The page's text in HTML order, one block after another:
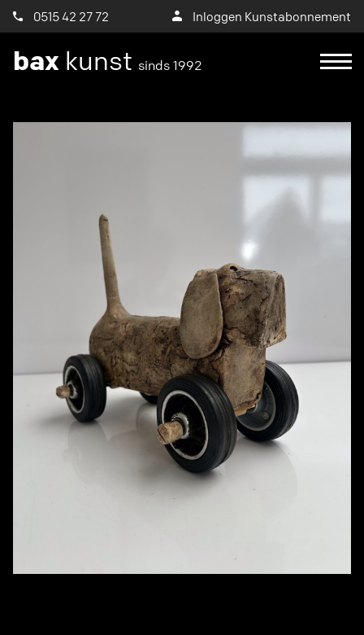
0515 42 27 72 Inloggen Kunstabonnement
bax kunst sinds 1992